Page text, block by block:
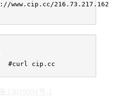
#curl cip.cc